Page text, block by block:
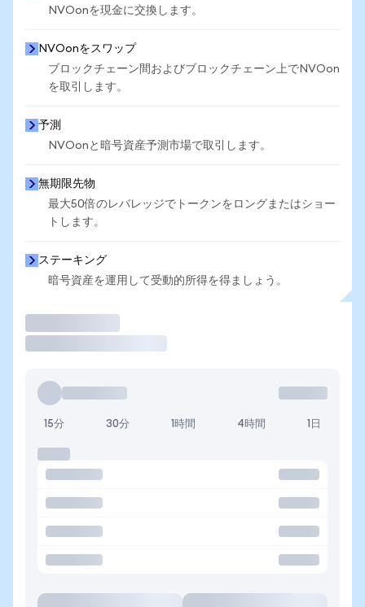
NVOonを現金に交換します。
NVOonをスワップ
ブロックチェーン間およびブロックチェーン上でNVOon
を取引します。
予測
NVOonと暗号資産予測市場で取引します。
無期限先物
最大50倍のレバレッジでトークンをロングまたはショー
トします。
ステーキング
暗号資産を運用して受動的所得を得ましょう。
15分 30分 1時間 4時間 1日